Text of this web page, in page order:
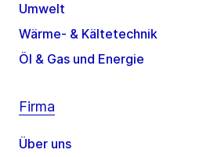
Umwelt
Wärme- & Kältetechnik
Öl & Gas und Energie
Firma
Über uns